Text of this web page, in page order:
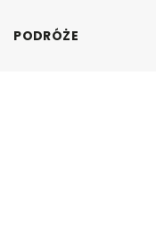
PODRÓŻE